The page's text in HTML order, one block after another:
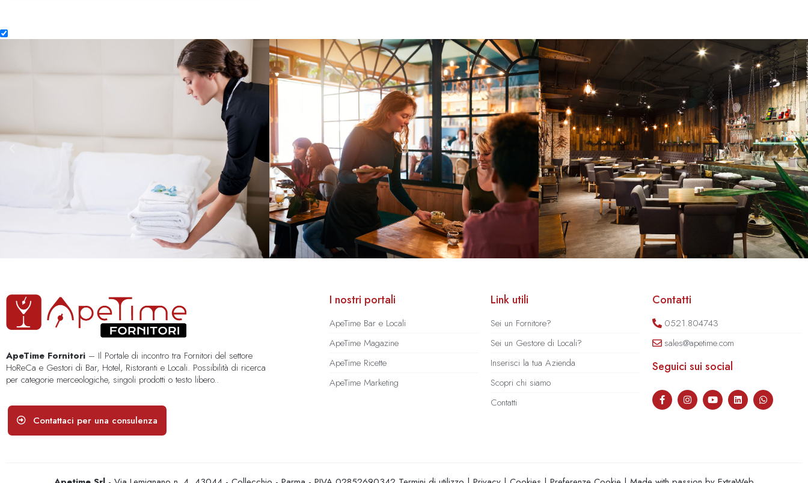
ApeTime Fornitori – Il Portale di incontro tra Fornitori del settore
HoReCa e Gestori di Bar, Hotel, Ristoranti e Locali. Possibilità di ricerca
per categorie merceologiche, singoli prodotti o testo libero..
Contattaci per una consulenza
I nostri portali
ApeTime Bar e Locali
ApeTime Magazine
ApeTime Ricette
ApeTime Marketing
Link utili
Sei un Fornitore?
Sei un Gestore di Locali?
Inserisci la tua Azienda
Scopri chi siamo
Contatti
Contatti
0521.804743
sales@apetime.com
Seguici sui social